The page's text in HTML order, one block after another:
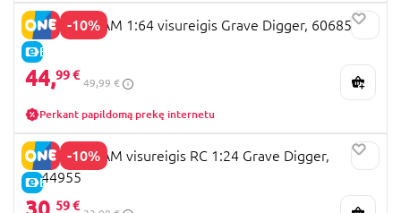
-10%
E-KAINA
MONSTER JAM 1:64 visureigis Grave Digger, 6068563
44,99 €
49,99 €
Perkant papildomą prekę internetu
-10%
E-KAINA
MONSTER JAM visureigis RC 1:24 Grave Digger,
6044955
30,59 €